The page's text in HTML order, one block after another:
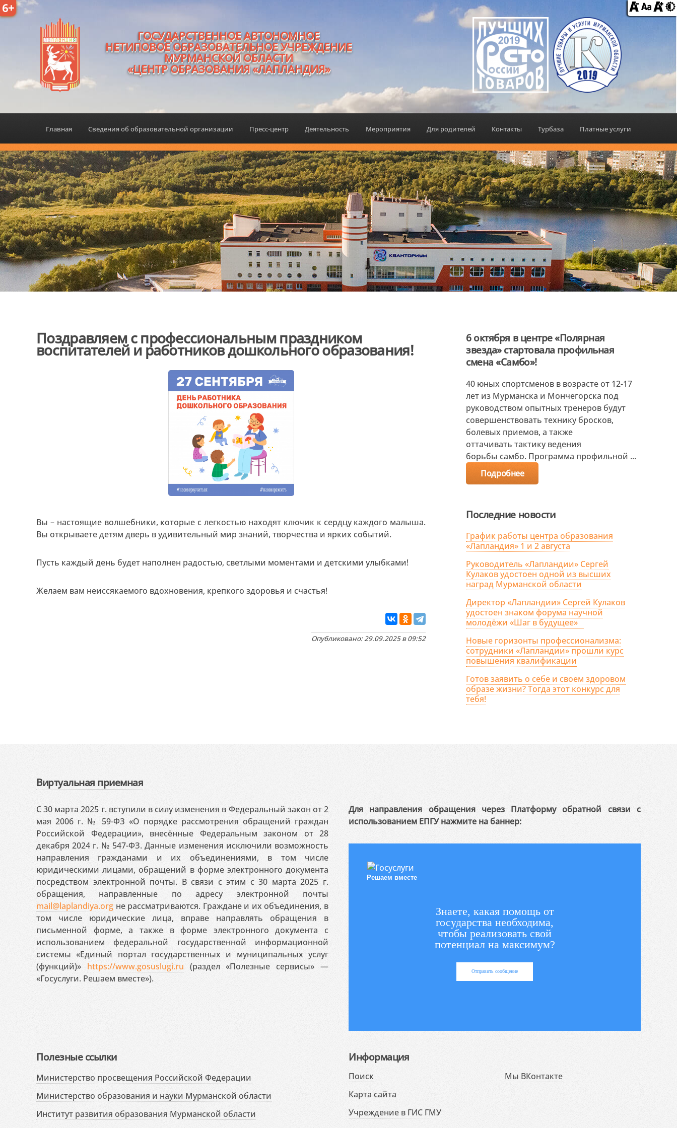
6+
ГОСУДАРСТВЕННОЕ АВТОНОМНОЕ
НЕТИПОВОЕ ОБРАЗОВАТЕЛЬНОЕ УЧРЕЖДЕНИЕ
МУРМАНСКОЙ ОБЛАСТИ
«ЦЕНТР ОБРАЗОВАНИЯ «ЛАПЛАНДИЯ»
Главная Сведения об образовательной организации Пресс-центр Деятельность Мероприятия Для родителей Контакты Турбаза Платные услуги
Поздравляем с профессиональным праздником
воспитателей и работников дошкольного образования!
Вы – настоящие волшебники, которые с легкостью находят ключик к сердцу каждого малыша.
Вы открываете детям дверь в удивительный мир знаний, творчества и ярких событий.
Пусть каждый день будет наполнен радостью, светлыми моментами и детскими улыбками!
Желаем вам неиссякаемого вдохновения, крепкого здоровья и счастья!
Опубликовано: 29.09.2025 в 09:52
6 октября в центре «Полярная
звезда» стартовала профильная
смена «Самбо»!
40 юных спортсменов в возрасте от 12-17
лет из Мурманска и Мончегорска под
руководством опытных тренеров будут
совершенствовать технику бросков,
болевых приемов, а также
оттачивать тактику ведения
борьбы самбо. Программа профильной ...
Подробнее
Последние новости
График работы центра образования
«Лапландия» 1 и 2 августа
Руководитель «Лапландии» Сергей
Кулаков удостоен одной из высших
наград Мурманской области
Директор «Лапландии» Сергей Кулаков
удостоен знаком форума научной
молодёжи «Шаг в будущее»
Новые горизонты профессионализма:
сотрудники «Лапландии» прошли курс
повышения квалификации
Готов заявить о себе и своем здоровом
образе жизни? Тогда этот конкурс для
тебя!
Виртуальная приемная
С 30 марта 2025 г. вступили в силу изменения в Федеральный закон от 2
мая 2006 г. № 59-ФЗ «О порядке рассмотрения обращений граждан
Российской Федерации», внесённые Федеральным законом от 28
декабря 2024 г. № 547-ФЗ. Данные изменения исключили возможность
направления гражданами и их объединениями, в том числе
юридическими лицами, обращений в форме электронного документа
посредством электронной почты. В связи с этим с 30 марта 2025 г.
обращения, направленные по адресу электронной почты
mail@laplandiya.org не рассматриваются. Граждане и их объединения, в
том числе юридические лица, вправе направлять обращения в
письменной форме, а также в форме электронного документа с
использованием федеральной государственной информационной
системы «Единый портал государственных и муниципальных услуг
(функций)» https://www.gosuslugi.ru (раздел «Полезные сервисы» —
«Госуслуги. Решаем вместе»).
Для направления обращения через Платформу обратной связи с
использованием ЕПГУ нажмите на баннер:
Решаем вместе
Знаете, какая помощь от
государства необходима,
чтобы реализовать свой
потенциал на максимум?
Отправить сообщение
Полезные ссылки
Министерство просвещения Российской Федерации
Министерство образования и науки Мурманской области
Институт развития образования Мурманской области
Информация
Поиск
Карта сайта
Учреждение в ГИС ГМУ
Мы ВКонтакте